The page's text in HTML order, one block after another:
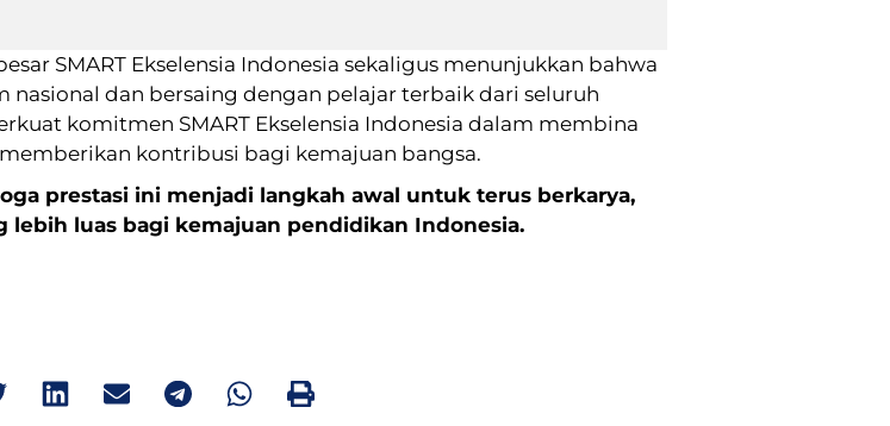
SMART Ekselensia Indonesia sekaligus menunjukkan bahwa
dan bersaing dengan pelajar terbaik dari seluruh
komitmen SMART Ekselensia Indonesia dalam membina
kontribusi bagi kemajuan bangsa.
prestasi ini menjadi langkah awal untuk terus berkarya,
luas bagi kemajuan pendidikan Indonesia.